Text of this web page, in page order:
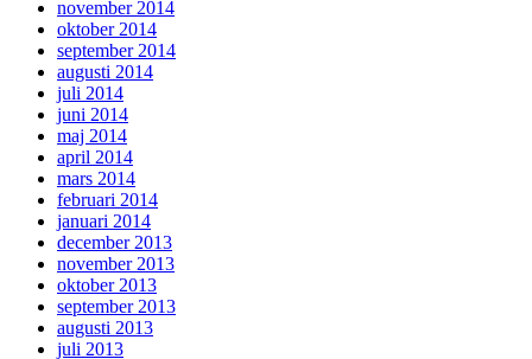
november 2014
oktober 2014
september 2014
augusti 2014
juli 2014
juni 2014
maj 2014
april 2014
mars 2014
februari 2014
januari 2014
december 2013
november 2013
oktober 2013
september 2013
augusti 2013
juli 2013